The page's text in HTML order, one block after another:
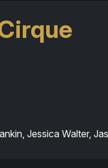
Jessica Walter,